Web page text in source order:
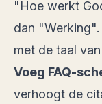
"Hoe werkt
dan
met de taal
Voeg FAQ-
verhoogt de